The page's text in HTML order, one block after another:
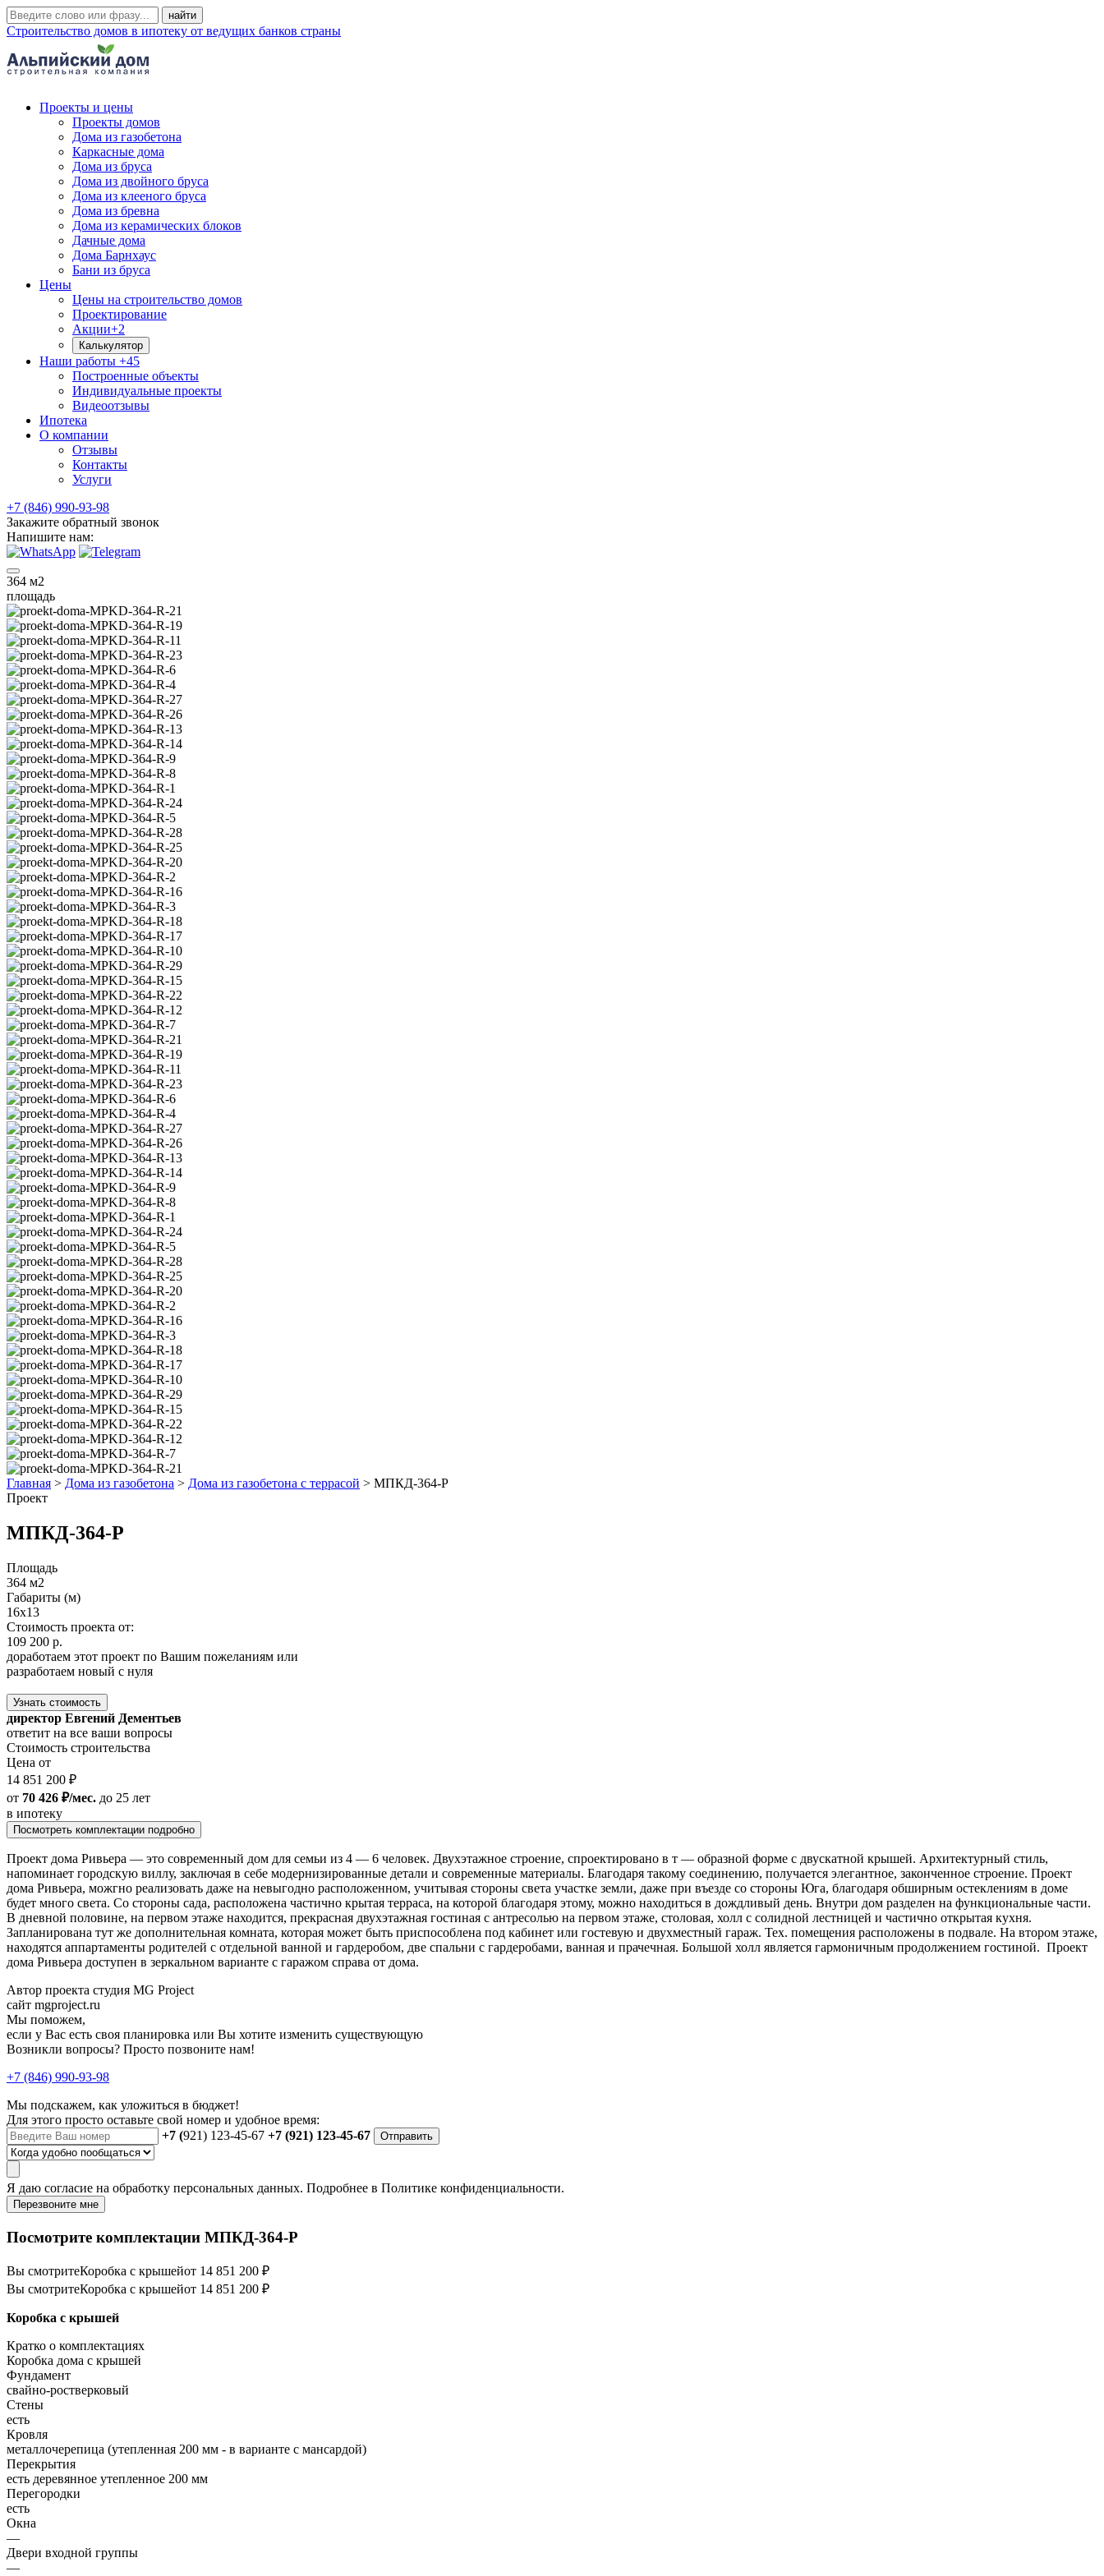
Строительство домов в ипотеку от ведущих банков страны
Проекты и цены
Проекты домов
Дома из газобетона
Каркасные дома
Дома из бруса
Дома из двойного бруса
Дома из клееного бруса
Дома из бревна
Дома из керамических блоков
Дачные дома
Дома Барнхаус
Бани из бруса
Цены
Цены на строительство домов
Проектирование
Акции+2
Калькулятор
Наши работы +45
Построенные объекты
Индивидуальные проекты
Видеоотзывы
Ипотека
О компании
Отзывы
Контакты
Услуги
+7 (846) 990-93-98
Закажите обратный звонок
Напишите нам:
364 м2
площадь
Главная > Дома из газобетона > Дома из газобетона с террасой > МПКД-364-Р
Проект
МПКД-364-Р
Площадь
364 м2
Габариты (м)
16x13
Стоимость проекта от:
109 200 р.
доработаем этот проект по Вашим пожеланиям или
разработаем новый с нуля
Узнать стоимость
директор Евгений Дементьев
ответит на все ваши вопросы
Стоимость строительства
Цена от
14 851 200 ₽
от 70 426 ₽/мес. до 25 лет
в ипотеку
Посмотреть комплектации подробно
Проект дома Ривьера — это современный дом для семьи из 4 — 6 человек. Двухэтажное строение, спроектировано в т — образной форме с двускатной крышей. Архитектурный стиль,
напоминает городскую виллу, заключая в себе модернизированные детали и современные материалы. Благодаря такому соединению, получается элегантное, законченное строение. Проект
дома Ривьера, можгно реализовать даже на невыгодно расположенном, учитывая стороны света участке земли, даже при въезде со стороны Юга, благодаря обширным остеклениям в доме
будет много света. Со стороны сада, расположена частично крытая терраса, на которой благодаря этому, можно находиться в дождливый день. Внутри дом разделен на функциональные части.
В дневной половине, на первом этаже находится, прекрасная двухэтажная гостиная с антресолью на первом этаже, столовая, холл с солидной лестницей и частично открытая кухня.
Запланирована тут же дополнительная комната, которая может быть приспособлена под кабинет или гостевую и двухместный гараж. Тех. помещения расположены в подвале. На втором этаже,
находятся аппартаменты родителей с отдельной ванной и гардеробом, две спальни с гардеробами, ванная и прачечная. Большой холл является гармоничным продолжением гостиной. Проект
дома Ривьера доступен в зеркальном варианте с гаражом справа от дома.
Автор проекта студия MG Project
сайт mgproject.ru
Мы поможем,
если у Вас есть своя планировка или Вы хотите изменить существующую
Возникли вопросы? Просто позвоните нам!
+7 (846) 990-93-98
Мы подскажем, как уложиться в бюджет!
Для этого просто оставьте свой номер и удобное время:
+7 (921) 123-45-67 +7 (921) 123-45-67 Отправить
Я даю согласие на обработку персональных данных. Подробнее в Политике конфиденциальности.
Перезвоните мне
Посмотрите комплектации МПКД-364-Р
Вы смотритеКоробка с крышейот 14 851 200 ₽
Вы смотритеКоробка с крышейот 14 851 200 ₽
Коробка с крышей
Кратко о комплектациях
Коробка дома с крышей
Фундамент
свайно-ростверковый
Стены
есть
Кровля
металлочерепица (утепленная 200 мм - в варианте с мансардой)
Перекрытия
есть деревянное утепленное 200 мм
Перегородки
есть
Окна
—
Двери входной группы
—